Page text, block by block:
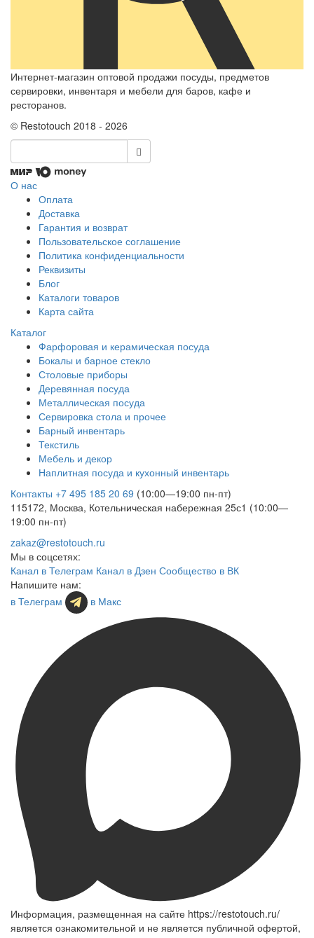
Интернет-магазин оптовой продажи посуды, предметов
сервировки, инвентаря и мебели для баров, кафе и
ресторанов.
© Restotouch 2018 - 2026
О нас
Оплата
Доставка
Гарантия и возврат
Пользовательское соглашение
Политика конфиденциальности
Реквизиты
Блог
Каталоги товаров
Карта сайта
Каталог
Фарфоровая и керамическая посуда
Бокалы и барное стекло
Столовые приборы
Деревянная посуда
Металлическая посуда
Сервировка стола и прочее
Барный инвентарь
Текстиль
Мебель и декор
Наплитная посуда и кухонный инвентарь
Контакты +7 495 185 20 69 (10:00—19:00 пн-пт)
115172, Москва, Котельническая набережная 25с1 (10:00—
19:00 пн-пт)
zakaz@restotouch.ru
Мы в соцсетях:
Канал в Телеграм Канал в Дзен Сообщество в ВК
Напишите нам:
в Телеграм
в Макс
Информация, размещенная на сайте https://restotouch.ru/
является ознакомительной и не является публичной офертой,